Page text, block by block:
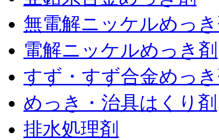
無電解ニッケルめっ
電解ニッケルめっき剤
すず・すず合金めっ
めっき・治具はくり剤
排水処理剤